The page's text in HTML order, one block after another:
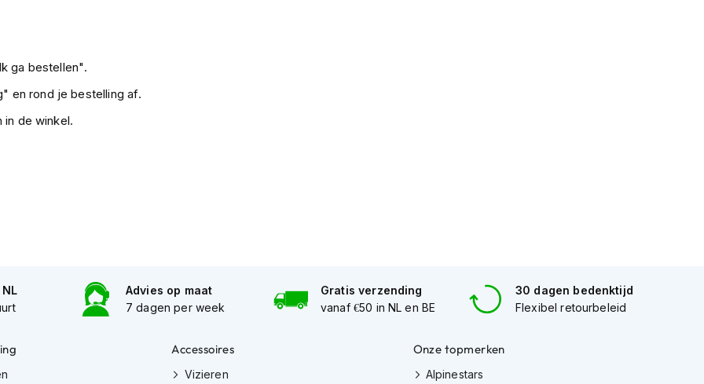
ga bestellen".
en rond je bestelling af.
in de winkel.
Advies op maat
7 dagen per week
Gratis verzending
vanaf €50 in NL en BE
30 dagen bedenktijd
Flexibel retourbeleid
Accessoires
Vizieren
Onze topmerken
Alpinestars